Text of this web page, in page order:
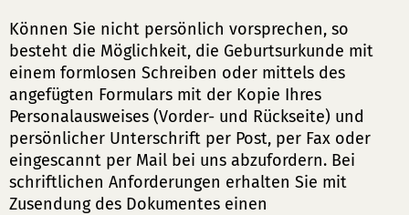
Können Sie nicht persönlich vorsprechen, so
besteht die Möglichkeit, die Geburtsurkunde mit
einem formlosen Schreiben oder mittels des
angefügten Formulars mit der Kopie Ihres
Personalausweises (Vorder- und Rückseite) und
persönlicher Unterschrift per Post, per Fax oder
eingescannt per Mail bei uns abzufordern. Bei
schriftlichen Anforderungen erhalten Sie mit
Zusendung des Dokumentes einen